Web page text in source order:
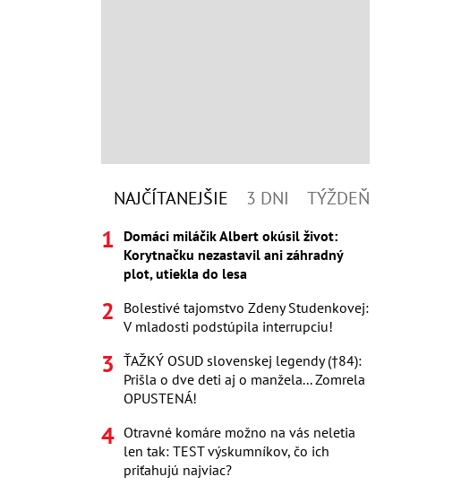
NAJČÍTANEJŠIE 3 DNI TÝŽDEŇ
Domáci miláčik Albert okúsil život:
Korytnačku nezastavil ani záhradný
plot, utiekla do lesa
Bolestivé tajomstvo Zdeny Studenkovej:
V mladosti podstúpila interrupciu!
ŤAŽKÝ OSUD slovenskej legendy (†84):
Prišla o dve deti aj o manžela... Zomrela
OPUSTENÁ!
Otravné komáre možno na vás neletia
len tak: TEST výskumníkov, čo ich
priťahujú najviac?